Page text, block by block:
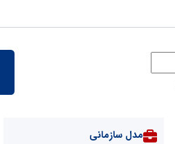
مدل سازمانی